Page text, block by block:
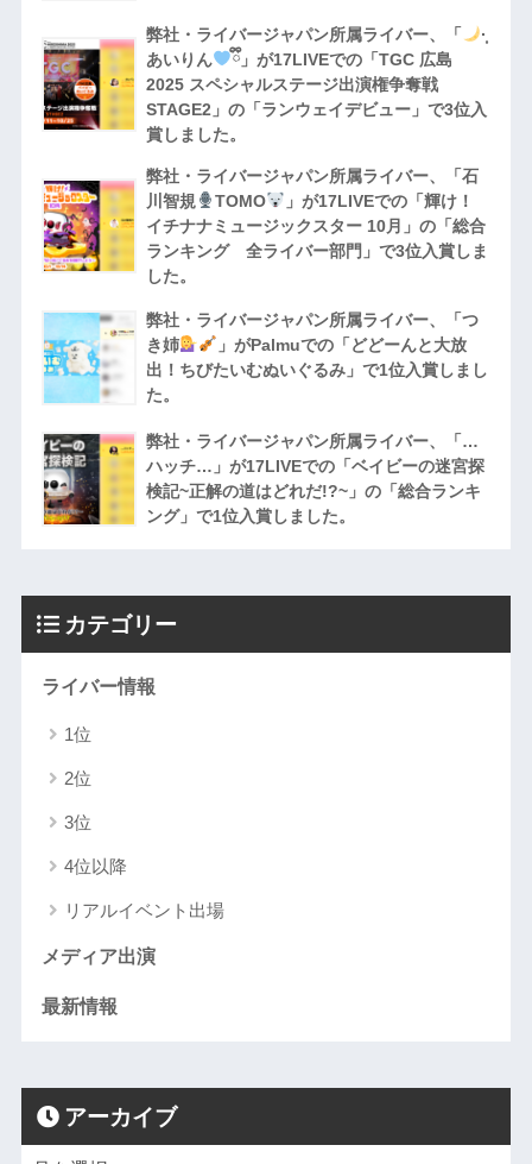
弊社・ライバージャパン所属ライバー、「
·̩͙
あいりん
ྀི」が17LIVEでの「TGC 広島
2025 スペシャルステージ出演権争奪戦
STAGE2」の「ランウェイデビュー」で3位入
賞しました。
弊社・ライバージャパン所属ライバー、「石
川智規
TOMO
」が17LIVEでの「輝け！
イチナナミュージックスター 10月」の「総合
ランキング 全ライバー部門」で3位入賞しま
した。
弊社・ライバージャパン所属ライバー、「つ
き姉
」がPalmuでの「どどーんと大放
出！ちびたいむぬいぐるみ」で1位入賞しまし
た。
弊社・ライバージャパン所属ライバー、「…
ハッチ…」が17LIVEでの「ベイビーの迷宮探
検記~正解の道はどれだ!?~」の「総合ランキ
ング」で1位入賞しました。
カテゴリー
ライバー情報
1位
2位
3位
4位以降
リアルイベント出場
メディア出演
最新情報
アーカイブ